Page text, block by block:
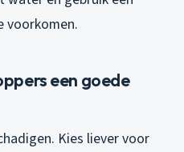
voorkomen.
een goede
Kies liever voor